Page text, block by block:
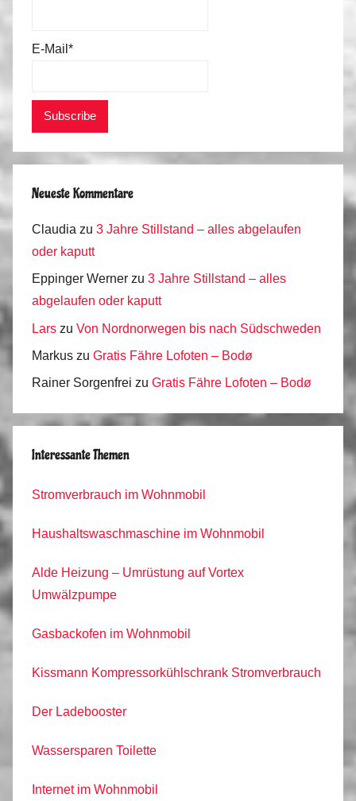
P
t
a
l
0
1
E-Mail*
Neueste Kommentare
Claudia zu 3 Jahre Stillstand – alles abgelaufen
oder kaputt
Eppinger Werner zu 3 Jahre Stillstand – alles
abgelaufen oder kaputt
Lars zu Von Nordnorwegen bis nach Südschweden
Markus zu Gratis Fähre Lofoten – Bodø
Rainer Sorgenfrei zu Gratis Fähre Lofoten – Bodø
Interessante Themen
Stromverbrauch im Wohnmobil
Haushaltswaschmaschine im Wohnmobil
Alde Heizung – Umrüstung auf Vortex
Umwälzpumpe
Gasbackofen im Wohnmobil
Kissmann Kompressorkühlschrank Stromverbrauch
Der Ladebooster
Wassersparen Toilette
Internet im Wohnmobil